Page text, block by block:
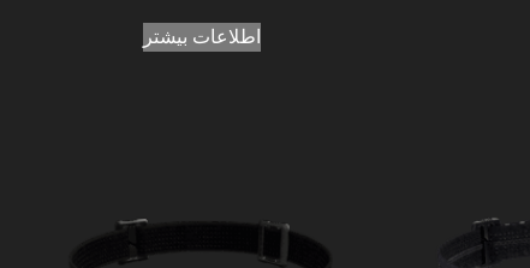
اطلاعات بیشتر